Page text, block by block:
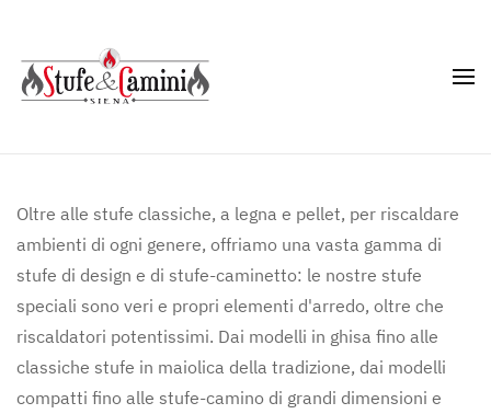
Skip
to
Oltre alle stufe classiche, a legna e pellet, per riscaldare
ambienti di ogni genere, offriamo una vasta gamma di
stufe di design e di stufe-caminetto: le nostre stufe
speciali sono veri e propri elementi d'arredo, oltre che
riscaldatori potentissimi. Dai modelli in ghisa fino alle
classiche stufe in maiolica della tradizione, dai modelli
compatti fino alle stufe-camino di grandi dimensioni e